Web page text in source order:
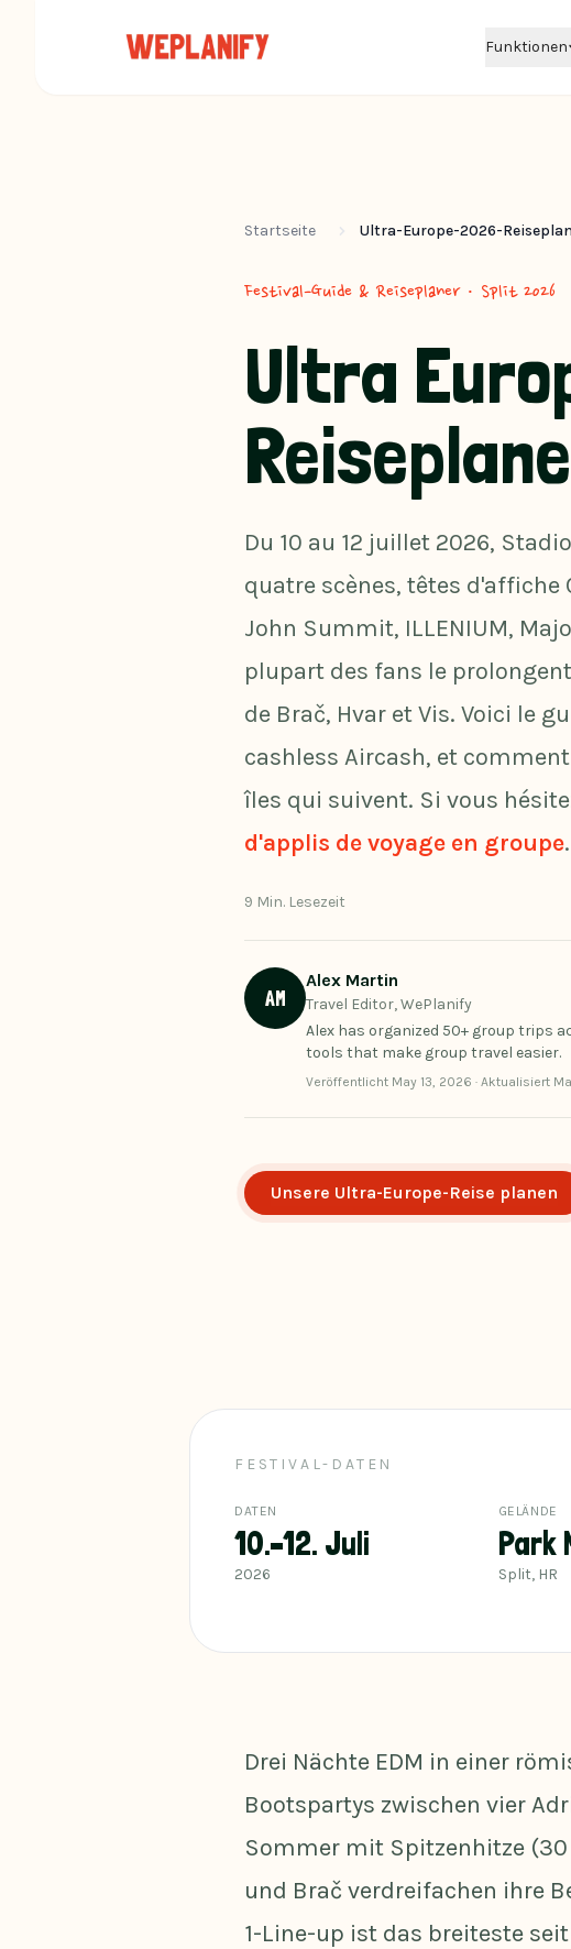
Funktionen
Startseite Ultra-Europe-2026-
Festival-Guide & Reiseplaner · Split 2026
Ultra
Du 10 au 12 juillet 2026,
quatre scènes, têtes d'affiche
John Summit, ILLENIUM,
plupart des fans le
de Brač, Hvar et Vis. Voici le
cashless Aircash, et
îles qui suivent. Si vous
d'applis de voyage en groupe.
9 Min. Lesezeit
AM
Alex Martin
Travel Editor, WePlanify
Alex has organized 50+ group trips
tools that make group travel easier.
Veröffentlicht May 13, 2026 · Aktualisiert
Unsere Ultra-Europe-Reise planen
FESTIVAL-DATEN
DATEN
10.–12. Juli
2026
GELÄNDE
Park
Split, HR
Drei Nächte EDM in einer
Bootspartys zwischen vier
Sommer mit Spitzenhitze
und Brač verdreifachen ihre
1-Line-up ist das breiteste